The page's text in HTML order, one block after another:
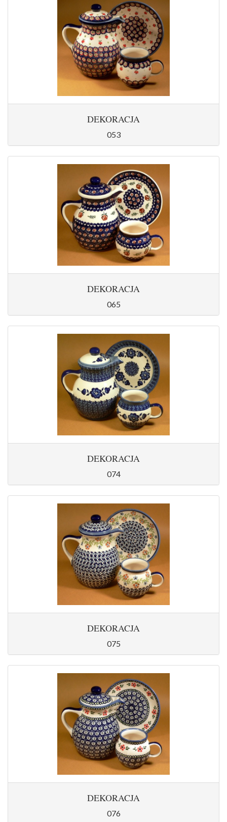
DEKORACJA
053
DEKORACJA
065
DEKORACJA
074
DEKORACJA
075
DEKORACJA
076